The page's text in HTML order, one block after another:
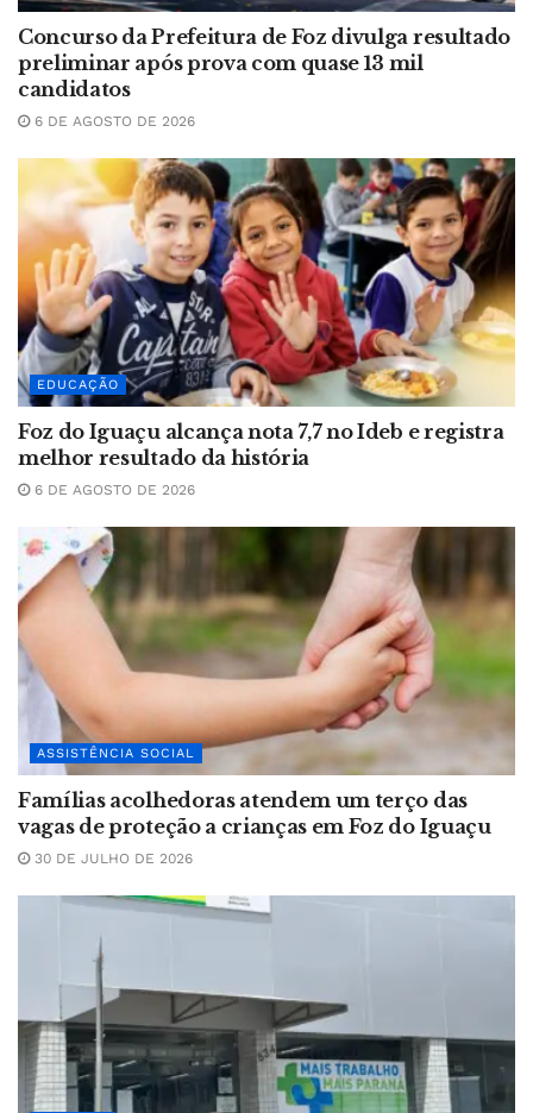
Concurso da Prefeitura de Foz divulga resultado
preliminar após prova com quase 13 mil
candidatos
6 DE AGOSTO DE 2026
EDUCAÇÃO
Foz do Iguaçu alcança nota 7,7 no Ideb e registra
melhor resultado da história
6 DE AGOSTO DE 2026
ASSISTÊNCIA SOCIAL
Famílias acolhedoras atendem um terço das
vagas de proteção a crianças em Foz do Iguaçu
30 DE JULHO DE 2026